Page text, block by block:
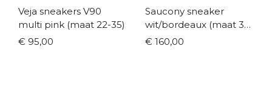
Veja sneakers V90
multi pink (maat 22-35)
€ 95,00
Saucony sneaker
wit/bordeaux (maat 35-
42)
€ 160,00